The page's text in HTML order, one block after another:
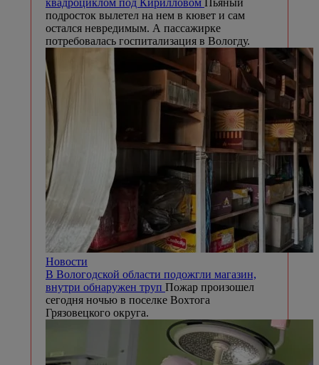
подросток вылетел на нем в кювет и сам
остался невредимым. А пассажирке
потребовалась госпитализация в Вологду.
Новости
В Вологодской области подожгли магазин,
внутри обнаружен труп Пожар произошел
сегодня ночью в поселке Вохтога
Грязовецкого округа.